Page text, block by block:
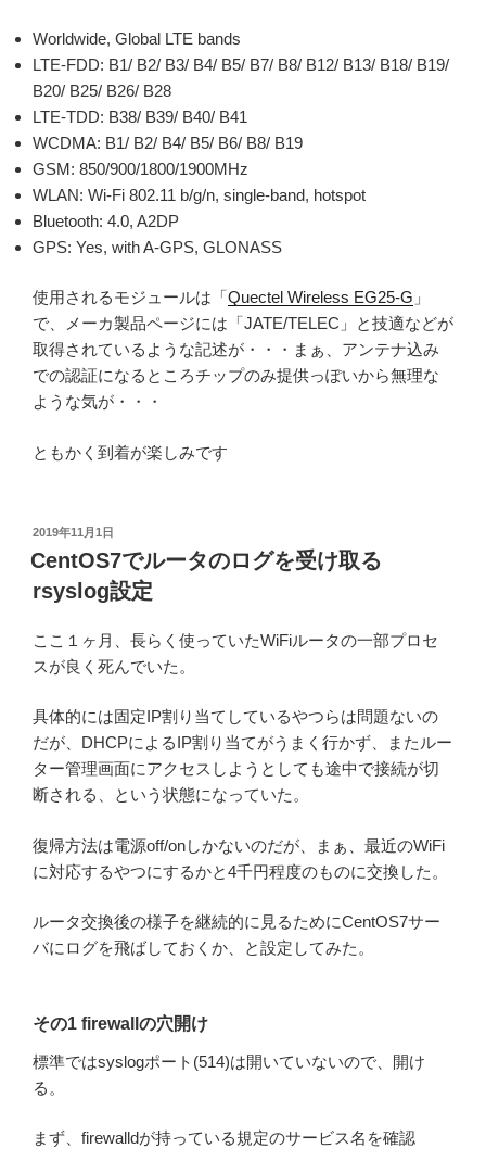
Worldwide, Global LTE bands
LTE-FDD: B1/ B2/ B3/ B4/ B5/ B7/ B8/ B12/ B13/ B18/ B19/
B20/ B25/ B26/ B28
LTE-TDD: B38/ B39/ B40/ B41
WCDMA: B1/ B2/ B4/ B5/ B6/ B8/ B19
GSM: 850/900/1800/1900MHz
WLAN: Wi-Fi 802.11 b/g/n, single-band, hotspot
Bluetooth: 4.0, A2DP
GPS: Yes, with A-GPS, GLONASS
使用されるモジュールは「Quectel Wireless EG25-G 」
で、メーカ製品ページには「JATE/TELEC」と技適などが
取得されているような記述が・・・まぁ、アンテナ込み
での認証になるところチップのみ提供っぽいから無理な
ような気が・・・
ともかく到着が楽しみです
投
稿
日:
2019年11月1日
CentOS7でルータのログを受け取る
rsyslog設定
ここ１ヶ月、長らく使っていたWiFiルータの一部プロセ
スが良く死んでいた。
具体的には固定IP割り当てしているやつらは問題ないの
だが、DHCPによるIP割り当てがうまく行かず、またルー
ター管理画面にアクセスしようとしても途中で接続が切
断される、という状態になっていた。
復帰方法は電源off/onしかないのだが、まぁ、最近のWiFi
に対応するやつにするかと4千円程度のものに交換した。
ルータ交換後の様子を継続的に見るためにCentOS7サー
バにログを飛ばしておくか、と設定してみた。
その1 firewallの穴開け
標準ではsyslogポート(514)は開いていないので、開け
る。
まず、firewalldが持っている規定のサービス名を確認